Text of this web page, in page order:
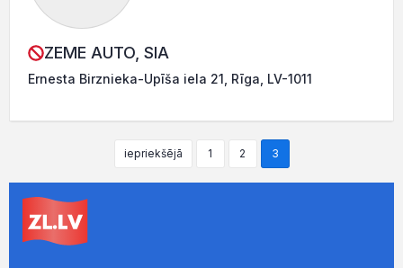
ZEME AUTO, SIA
Ernesta Birznieka-Upīša iela 21, Rīga, LV-1011
iepriekšējā 1 2 3